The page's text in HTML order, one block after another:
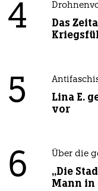
4
Das
5
Lina E.
vor
6 Über die
„Die
Mann in